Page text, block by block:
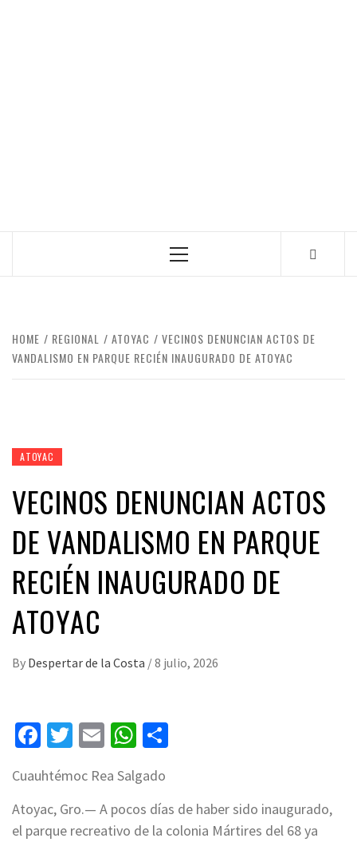
Primary
HOME REGIONAL ATOYAC
VECINOS DENUNCIAN ACTOS DE
VANDALISMO EN PARQUE RECIÉN INAUGURADO DE ATOYAC
ATOYAC
VECINOS DENUNCIAN ACTOS
DE VANDALISMO EN PARQUE
RECIÉN INAUGURADO DE
ATOYAC
By Despertar de la Costa /8 julio, 2026
Facebook
Twitter
EmailWhatsApp
Cuauhtémoc Rea Salgado
Atoyac, Gro.— A pocos días de haber sido inaugurado,
el parque recreativo de la colonia Mártires del 68 ya